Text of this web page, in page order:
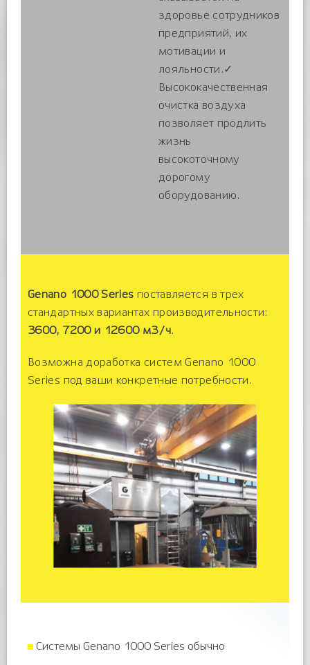
здоровье сотрудников
предприятий, их
мотивации и
лояльности.✓
Высококачественная
очистка воздуха
позволяет продлить
жизнь
высокоточному
дорогому
оборудованию.
Genano 1000 Series поставляется в трех
стандартных вариантах производительности:
3600, 7200 и 12600 м3/ч.
Возможна доработка систем Genano 1000
Series под ваши конкретные потребности.
Системы Genano 1000 Series обычно